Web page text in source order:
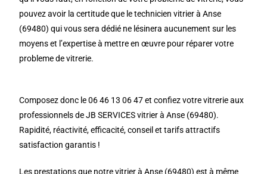
pouvez avoir la certitude que le technicien vitrier à Anse
(69480) qui vous sera dédié ne lésinera aucunement sur les
moyens et l’expertise à mettre en œuvre pour réparer votre
probleme de vitrerie.
Composez donc le 06 46 13 06 47 et confiez votre vitrerie aux
professionnels de JB SERVICES vitrier à Anse (69480).
Rapidité, réactivité, efficacité, conseil et tarifs attractifs
satisfaction garantis !
Les prestations que notre vitrier à Anse (69480) est à même